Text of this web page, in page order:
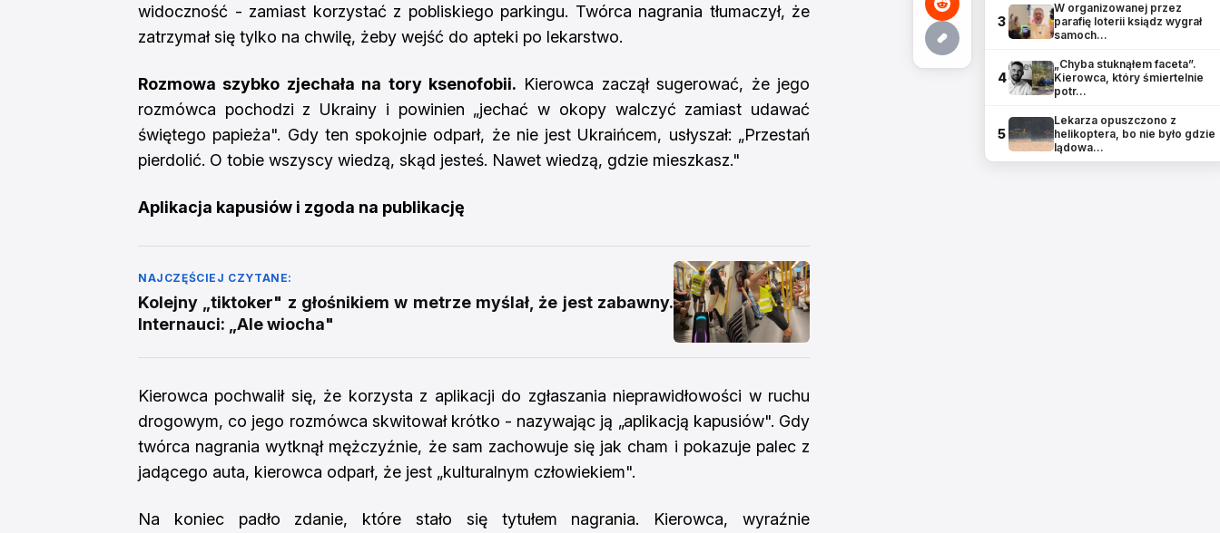
widoczność - zamiast korzystać z pobliskiego parkingu. Twórca nagrania tłumaczył, że
zatrzymał się tylko na chwilę, żeby wejść do apteki po lekarstwo.
Rozmowa szybko zjechała na tory ksenofobii. Kierowca zaczął sugerować, że jego
rozmówca pochodzi z Ukrainy i powinien „jechać w okopy walczyć zamiast udawać
świętego papieża". Gdy ten spokojnie odparł, że nie jest Ukraińcem, usłyszał: „Przestań
pierdolić. O tobie wszyscy wiedzą, skąd jesteś. Nawet wiedzą, gdzie mieszkasz."
Aplikacja kapusiów i zgoda na publikację
NAJCZĘŚCIEJ CZYTANE:
Kolejny „tiktoker" z głośnikiem w metrze myślał, że jest zabawny.
Internauci: „Ale wiocha"
Kierowca pochwalił się, że korzysta z aplikacji do zgłaszania nieprawidłowości w ruchu
drogowym, co jego rozmówca skwitował krótko - nazywając ją „aplikacją kapusiów". Gdy
twórca nagrania wytknął mężczyźnie, że sam zachowuje się jak cham i pokazuje palec z
jadącego auta, kierowca odparł, że jest „kulturalnym człowiekiem".
Na koniec padło zdanie, które stało się tytułem nagrania. Kierowca, wyraźnie
3
W organizowanej przez
parafię loterii ksiądz wygrał
samoch…
4
„Chyba stuknąłem faceta”.
Kierowca, który śmiertelnie
potr…
5
Lekarza opuszczono z
helikoptera, bo nie było gdzie
lądowa…